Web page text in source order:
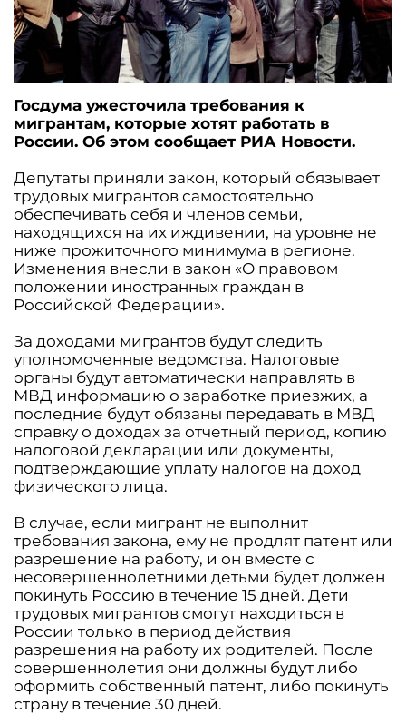
Госдума ужесточила требования к
мигрантам, которые хотят работать в
России. Об этом сообщает РИА Новости.
Депутаты приняли закон, который обязывает
трудовых мигрантов самостоятельно
обеспечивать себя и членов семьи,
находящихся на их иждивении, на уровне не
ниже прожиточного минимума в регионе.
Изменения внесли в закон «О правовом
положении иностранных граждан в
Российской Федерации».
За доходами мигрантов будут следить
уполномоченные ведомства. Налоговые
органы будут автоматически направлять в
МВД информацию о заработке приезжих, а
последние будут обязаны передавать в МВД
справку о доходах за отчетный период, копию
налоговой декларации или документы,
подтверждающие уплату налогов на доход
физического лица.
В случае, если мигрант не выполнит
требования закона, ему не продлят патент или
разрешение на работу, и он вместе с
несовершеннолетними детьми будет должен
покинуть Россию в течение 15 дней. Дети
трудовых мигрантов смогут находиться в
России только в период действия
разрешения на работу их родителей. После
совершеннолетия они должны будут либо
оформить собственный патент, либо покинуть
страну в течение 30 дней.